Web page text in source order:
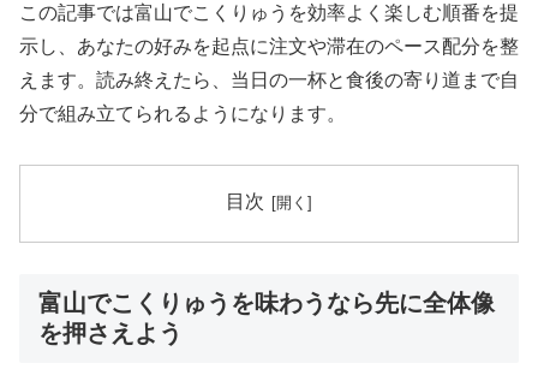
この記事では富山でこくりゅうを効率よく楽しむ順番を提
示し、あなたの好みを起点に注文や滞在のペース配分を整
えます。読み終えたら、当日の一杯と食後の寄り道まで自
分で組み立てられるようになります。
目次
富山でこくりゅうを味わうなら先に全体像
を押さえよう